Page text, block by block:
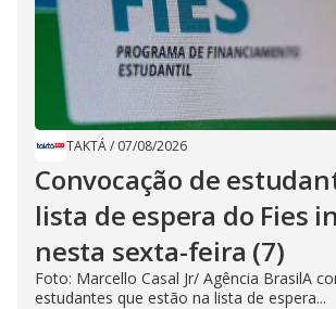
TAKTÁ/ 07/08/2026
Convocação de
lista de espera do Fies
nesta sexta-feira (7)
Foto: Marcello Casal Jr/ Agência BrasilA
estudantes que estão na lista de espera...